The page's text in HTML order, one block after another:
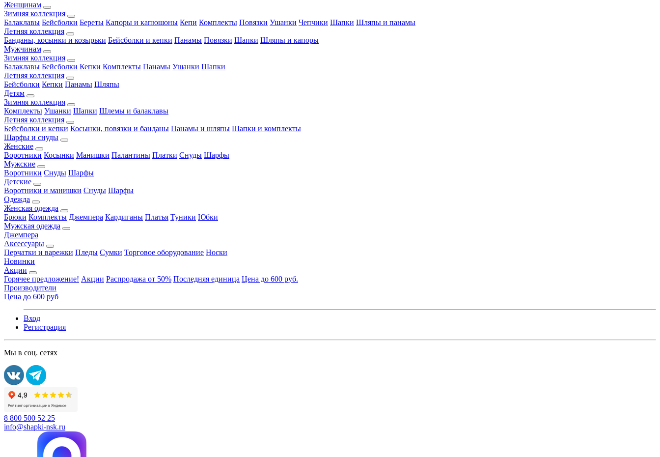
Женщинам
Зимняя коллекция
Балаклавы Бейсболки Береты Капоры и капюшоны Кепи Комплекты Повязки Ушанки Чепчики Шапки Шляпы и панамы
Летняя коллекция
Банданы, косынки и козырьки Бейсболки и кепки Панамы Повязки Шапки Шляпы и капоры
Мужчинам
Зимняя коллекция
Балаклавы Бейсболки Кепки Комплекты Панамы Ушанки Шапки
Летняя коллекция
Бейсболки Кепки Панамы Шляпы
Детям
Зимняя коллекция
Комплекты Ушанки Шапки Шлемы и балаклавы
Летняя коллекция
Бейсболки и кепки Косынки, повязки и банданы Панамы и шляпы Шапки и комплекты
Шарфы и снуды
Женские
Воротники Косынки Манишки Палантины Платки Снуды Шарфы
Мужские
Воротники Снуды Шарфы
Детские
Воротники и манишки Снуды Шарфы
Одежда
Женская одежда
Брюки Комплекты Джемпера Кардиганы Платья Туники Юбки
Мужская одежда
Джемпера
Аксессуары
Перчатки и варежки Пледы Сумки Торговое оборудование Носки
Новинки
Акции
Горячее предложение! Акции Распродажа от 50% Последняя единица Цена до 600 руб.
Производители
Цена до 600 руб
Вход
Регистрация
Мы в соц. сетях
8 800 500 52 25
info@shapki-nsk.ru